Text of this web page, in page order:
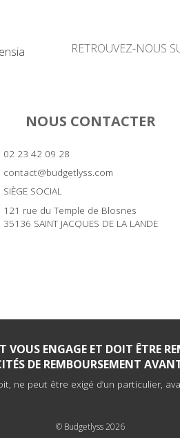
RETROUVEZ-NOUS
NOUS CONTACTER
02 23 42 09 28
contact@budgetlyss.com
SIÈGE SOCIAL
121 rue du Temple de Blosnes
35136 SAINT JACQUES DE LA LANDE
VOUS ENGAGE ET DOIT ÊTRE
DE REMBOURSEMENT
ne peut être exigé d’un particulier,
© Budgetlyss 2026